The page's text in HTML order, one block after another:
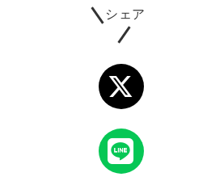
シェア